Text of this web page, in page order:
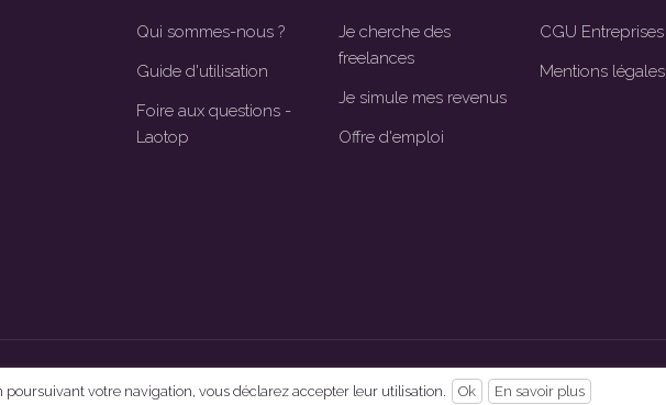
Qui sommes-nous ?
Guide d'utilisation
Foire aux questions -
Laotop
Je cherche des
freelances
Je simule mes revenus
Offre d'emploi
CGU Entreprises
Mentions légales
votre navigation, vous déclarez accepter leur utilisation.
Ok En savoir plus